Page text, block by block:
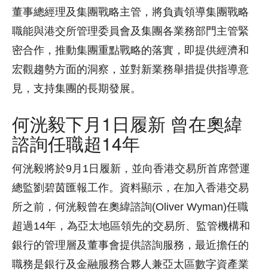
董事總經理及集團戰略主管，將負責領導集團戰略
職能與港交所管理委員會及集團各業務部門主管緊
密合作，推動集團重點戰略的落實，即提供經濟和
宏觀趨勢方面的洞察，並對新業務舉措提供指導意
見，支持集團的長期發展。
何洸毅下月1日履新 曾在奧緯
諮詢任職超14年
何洸毅將於9月1日履新，並向香港交易所首席營運
總監劉碧茵匯報工作。資料顯示，在加入香港交易
所之前，何洸毅曾在奧緯諮詢(Oliver Wyman)任職
超過14年，為亞太地區領先的交易所、監管機構和
銀行的管理層及董事會提供諮詢服務，最近擔任的
職務是銀行及金融服務合夥人兼亞太區數字資產業